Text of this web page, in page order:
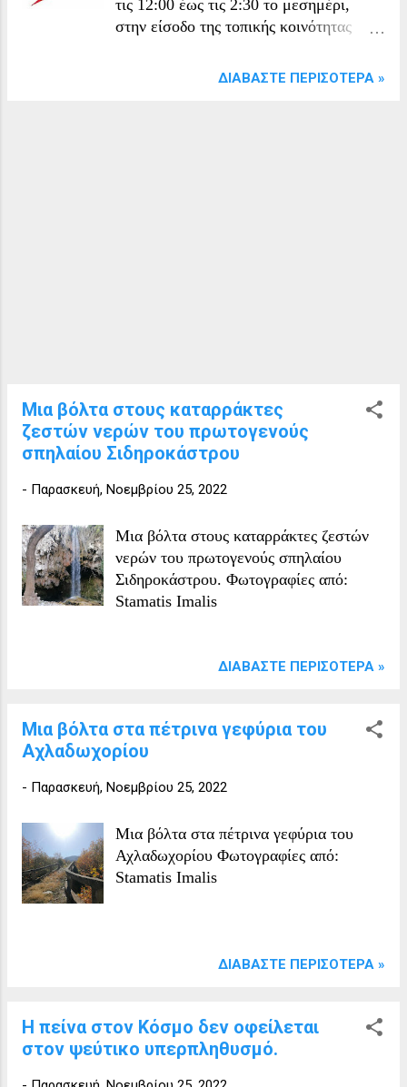
βιβλίο του και ευχήθηκες λιγότερα
από ΚΔΑΠ ΜΕΑ Ομόνοια
τις 12:00 έως τις 2:30 το μεσημέρι,
στην είσοδο της τοπικής κοινότητας
ΔΙΑΒΆΣΤΕ ΠΕΡΙΣΌΤΕΡΑ »
Μια βόλτα στους καταρράκτες
ζεστών νερών του πρωτογενούς
σπηλαίου Σιδηροκάστρου
- Παρασκευή, Νοεμβρίου 25, 2022
Μια βόλτα στους καταρράκτες ζεστών
νερών του πρωτογενούς σπηλαίου
Σιδηροκάστρου. Φωτογραφίες από:
Stamatis Imalis
ΔΙΑΒΆΣΤΕ ΠΕΡΙΣΌΤΕΡΑ »
Μια βόλτα στα πέτρινα γεφύρια του
Αχλαδωχορίου
- Παρασκευή, Νοεμβρίου 25, 2022
Μια βόλτα στα πέτρινα γεφύρια του
Αχλαδωχορίου Φωτογραφίες από:
Stamatis Imalis
ΔΙΑΒΆΣΤΕ ΠΕΡΙΣΌΤΕΡΑ »
Η πείνα στον Κόσμο δεν οφείλεται
στον ψεύτικο υπερπληθυσμό.